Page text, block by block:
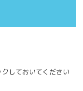
しておいてください